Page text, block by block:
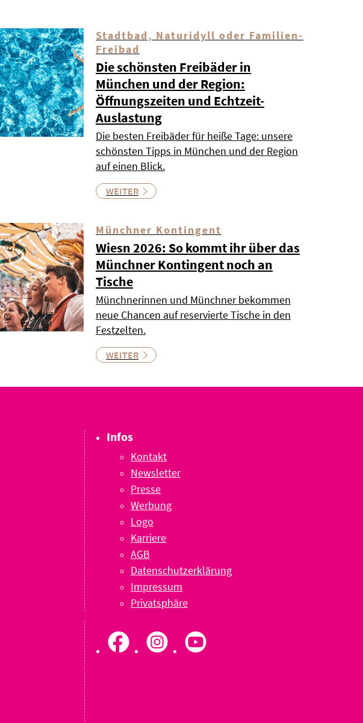
Stadtbad, Naturidyll oder Familien-
Freibad
Die schönsten Freibäder in
München und der Region:
Öffnungszeiten und Echtzeit-
Auslastung
Die besten Freibäder für heiße Tage: unsere
schönsten Tipps in München und der Region
auf einen Blick.
WEITER
Münchner Kontingent
Wiesn 2026: So kommt ihr über das
Münchner Kontingent noch an
Tische
Münchnerinnen und Münchner bekommen
neue Chancen auf reservierte Tische in den
Festzelten.
WEITER
Infos
Kontakt
Newsletter
Presse
Werbung
Logo
Karriere
AGB
Datenschutzerklärung
Impressum
Privatsphäre